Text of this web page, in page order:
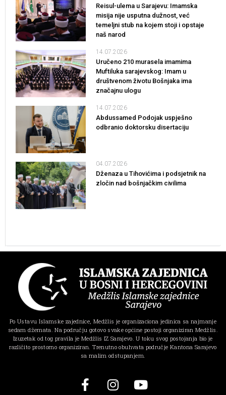
Reisul-ulema u Sarajevu: Imamska
misija nije usputna dužnost, već
temeljni stub na kojem stoji i opstaje
naš narod
14.07.2026
Uručeno 210 murasela imamima
Muftiluka sarajevskog: Imam u
društvenom životu Bošnjaka ima
značajnu ulogu
14.07.2026
Abdussamed Podojak uspješno
odbranio doktorsku disertaciju
04.07.2026
Dženaza u Tihovićima i podsjetnik na
zločin nad bošnjačkim civilima
Po Ustavu Islamske zajednice, Medžlis je organizaciona jedinica sa najmanje
sedam džemata. Na području gotovo svake općine postoji organiziran Medžlis.
Izuzetak od tog pravila je Medžlis IZ Sarajevo. U toku svog postojanja bio je
različito prostorno organiziran. Trenutno obuhvata područje Kantona Sarajevo
sa malim odstupanjem.